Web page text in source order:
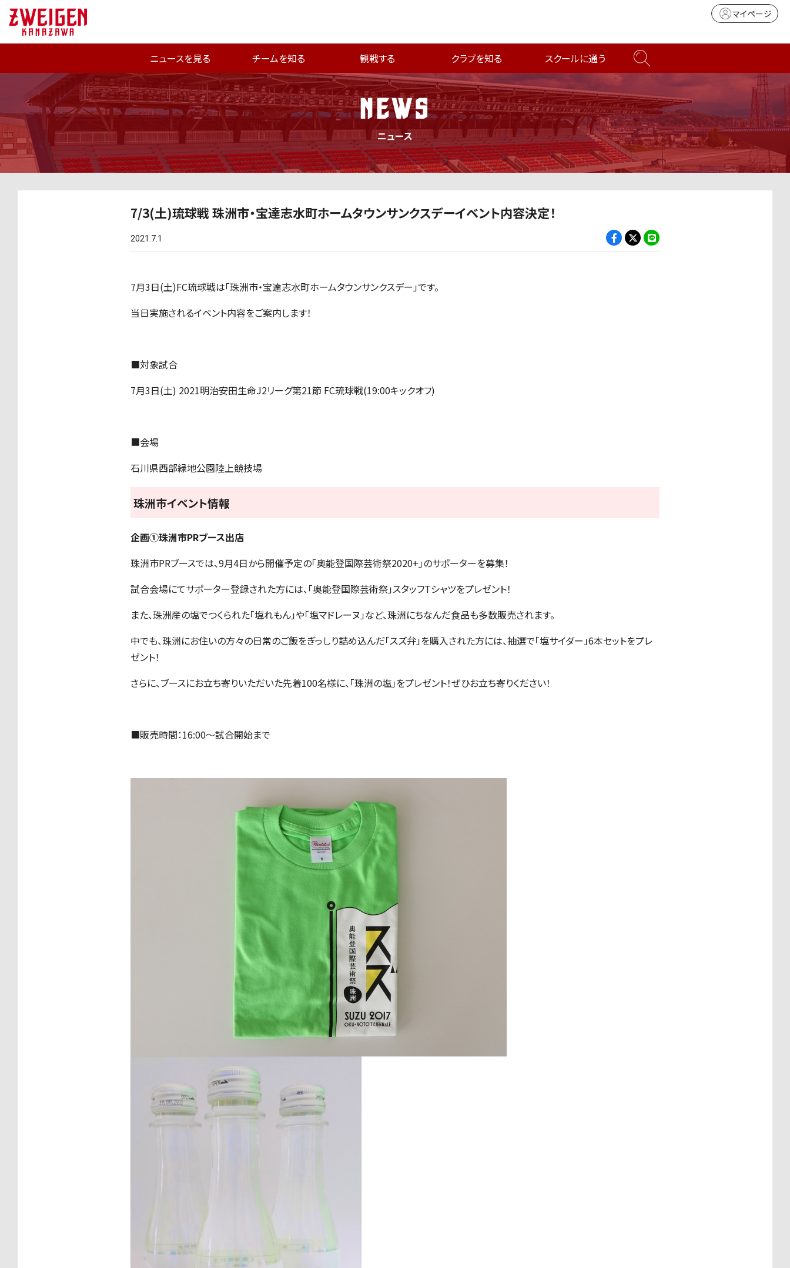
マイページ
ニュースを見る チームを知る 観戦する クラブを知る スクールに通う
NEWS
ニュース
7/3(土)琉球戦 珠洲市・宝達志水町ホームタウンサンクスデーイベント内容決定！
2021.7.1
7月3日(土)FC琉球戦は「珠洲市・宝達志水町ホームタウンサンクスデー」です。
当日実施されるイベント内容をご案内します！
■対象試合
7月3日(土) 2021明治安田生命J2リーグ第21節 FC琉球戦(19:00キックオフ)
■会場
石川県西部緑地公園陸上競技場
珠洲市イベント情報
企画①珠洲市PRブース出店
珠洲市PRブースでは、9月4日から開催予定の「奥能登国際芸術祭2020+」のサポーターを募集！
試合会場にてサポーター登録された方には、「奥能登国際芸術祭」スタッフTシャツをプレゼント！
また、珠洲産の塩でつくられた「塩れもん」や「塩マドレーヌ」など、珠洲にちなんだ食品も多数販売されます。
中でも、珠洲にお住いの方々の日常のご飯をぎっしり詰め込んだ「スズ弁」を購入された方には、抽選で「塩サイダー」6本セットをプレ
ゼント！
さらに、ブースにお立ち寄りいただいた先着100名様に、「珠洲の塩」をプレゼント！ぜひお立ち寄りください！
■販売時間：16:00～試合開始まで